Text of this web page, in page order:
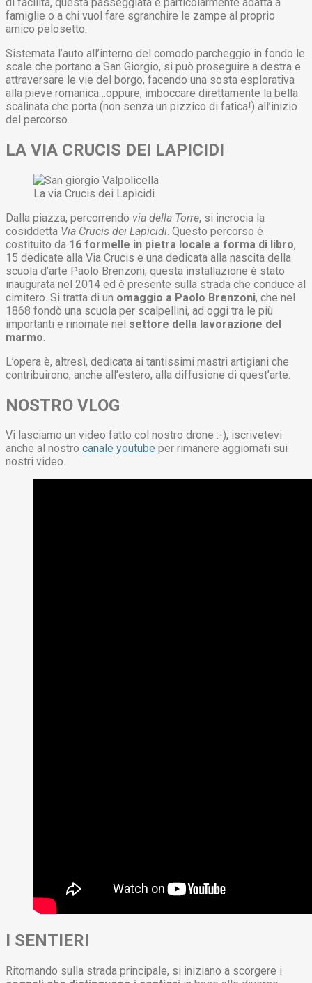
famiglie o a chi vuol fare sgranchire le zampe al proprio
amico pelosetto.
Sistemata l’auto all’interno del comodo parcheggio in fondo le
scale che portano a San Giorgio, si può proseguire a destra e
attraversare le vie del borgo, facendo una sosta esplorativa
alla pieve romanica…oppure, imboccare direttamente la bella
scalinata che porta (non senza un pizzico di fatica!) all’inizio
del percorso.
LA VIA CRUCIS DEI LAPICIDI
La via Crucis dei Lapicidi.
Dalla piazza, percorrendo via della Torre, si incrocia la
cosiddetta Via Crucis dei Lapicidi . Questo percorso è
costituito da 16 formelle in pietra locale a forma di libro,
15 dedicate alla Via Crucis e una dedicata alla nascita della
scuola d’arte Paolo Brenzoni; questa installazione è stato
inaugurata nel 2014 ed è presente sulla strada che conduce al
cimitero. Si tratta di un omaggio a Paolo Brenzoni, che nel
1868 fondò una scuola per scalpellini, ad oggi tra le più
importanti e rinomate nel settore della lavorazione del
marmo
L’opera è, altresì, dedicata ai tantissimi mastri artigiani che
contribuirono, anche all’estero, alla diffusione di quest’arte.
NOSTRO VLOG
Vi lasciamo un video fatto col nostro drone :-), iscrivetevi
anche al nostro canale youtube per rimanere aggiornati sui
nostri video.
I SENTIERI
Ritornando sulla strada principale, si iniziano a scorgere i